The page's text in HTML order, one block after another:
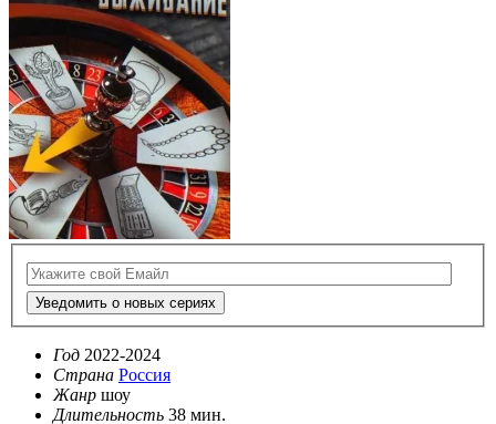
Уведомить о новых сериях
Год 2022-2024
Страна Россия
Жанр шоу
Длительность 38 мин.